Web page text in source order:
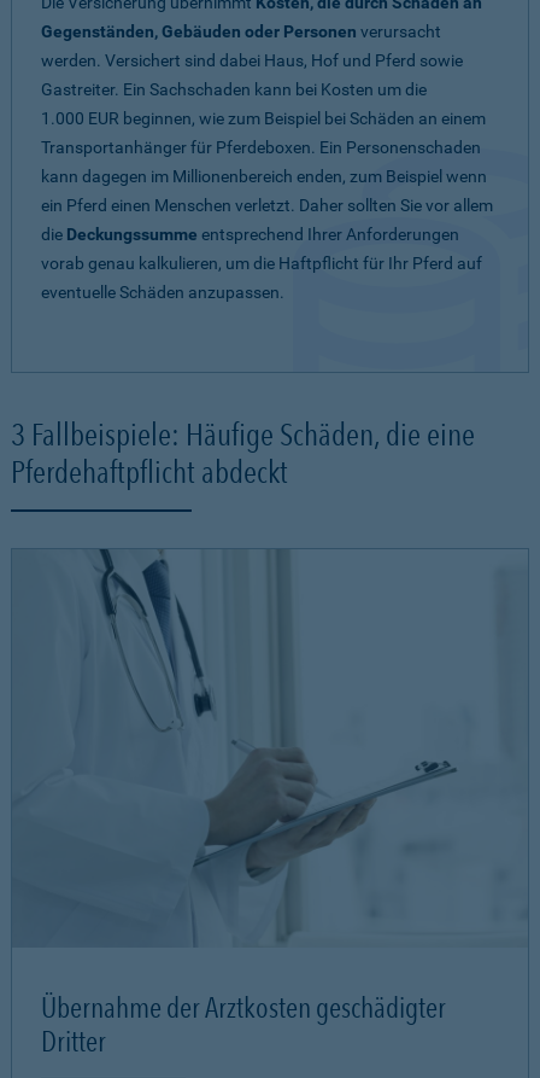
Gegenständen, Gebäuden oder Personen verursacht
werden. Versichert sind dabei Haus, Hof und Pferd sowie
Gastreiter. Ein Sachschaden kann bei Kosten um die
1.000 EUR beginnen, wie zum Beispiel bei Schäden an einem
Transportanhänger für Pferdeboxen. Ein Personenschaden
kann dagegen im Millionenbereich enden, zum Beispiel wenn
ein Pferd einen Menschen verletzt. Daher sollten Sie vor allem
die Deckungssumme entsprechend Ihrer Anforderungen
vorab genau kalkulieren, um die Haftpflicht für Ihr Pferd auf
eventuelle Schäden anzupassen.
3 Fallbeispiele: Häufige Schäden, die eine
Pferdehaftpflicht abdeckt
Übernahme der Arztkosten geschädigter
Dritter